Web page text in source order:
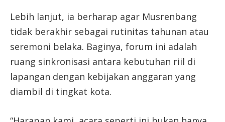
Lebih lanjut, ia berharap agar Musrenbang
tidak berakhir sebagai rutinitas tahunan atau
seremoni belaka. Baginya, forum ini adalah
ruang sinkronisasi antara kebutuhan riil di
lapangan dengan kebijakan anggaran yang
diambil di tingkat kota.